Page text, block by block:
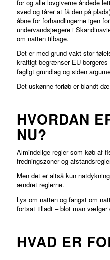
for og alle lovgiverne åndede
sved og tårer at få den på
åbne for forhandlingerne igen
undervandsjægere i
om natten tilbage.
Det er med grund vakt stor
kraftigt begrænser EU-
fagligt grundlag og siden
Det uskønne forløb er blandt
HVORDAN
NU?
Almindelige regler som køb af
fredningszoner og
Men det er altså kun
ændret reglerne.
Lys om natten og fangst om
fortsat tilladt – blot man vælger
HVAD ER